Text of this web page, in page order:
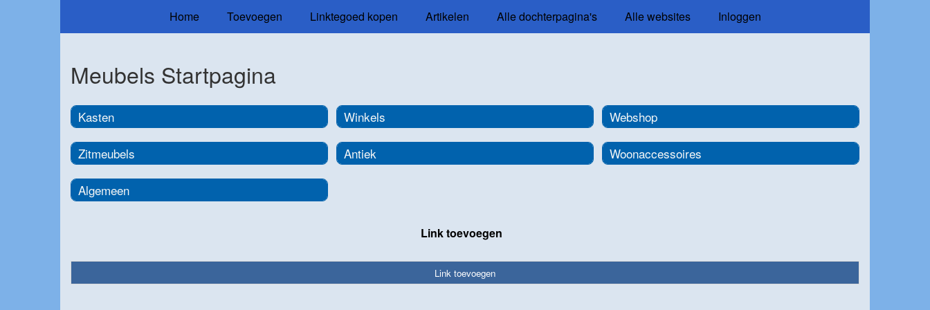
Home Toevoegen Linktegoed kopen Artikelen Alle dochterpagina's Alle websites Inloggen
Meubels Startpagina
Kasten
Zitmeubels
Algemeen
Winkels
Antiek
Webshop
Woonaccessoires
Link toevoegen
Link toevoegen